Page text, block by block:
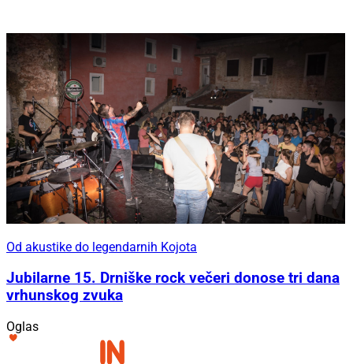
Od akustike do legendarnih Kojota
Jubilarne 15. Drniške rock večeri donose tri dana
vrhunskog zvuka
Oglas